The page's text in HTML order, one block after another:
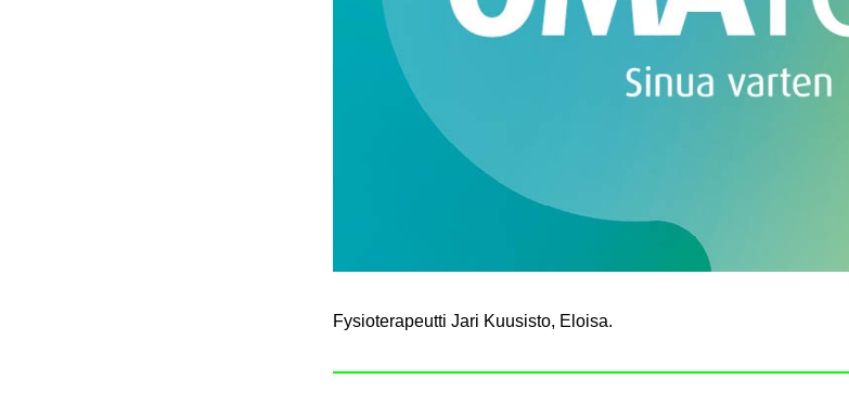
Fy­sio­te­ra­peut­ti Jari Kuusis­to, Eloi­sa.